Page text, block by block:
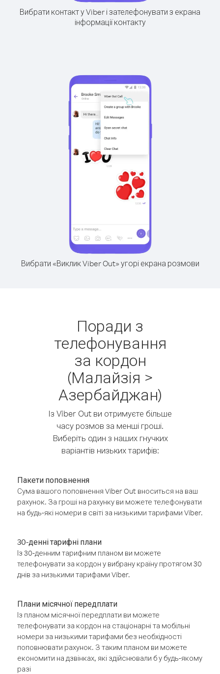
Вибрати контакт у Viber і зателефонувати з екрана
інформації контакту
Вибрати «Виклик Viber Out» угорі екрана розмови
Поради з
телефонування
за кордон
(Малайзія >
Азербайджан)
Із Viber Out ви отримуєте більше
часу розмов за менші гроші.
Виберіть один з наших гнучких
варіантів низьких тарифів:
Пакети поповнення
Сума вашого поповнення Viber Out вноситься на ваш
рахунок. За гроші на рахунку ви можете телефонувати
на будь-які номери в світі за низькими тарифами Viber.
30-денні тарифні плани
Із 30-денним тарифним планом ви можете
телефонувати за кордон у вибрану країну протягом 30
днів за низькими тарифами Viber.
Плани місячної передплати
Із планом місячної передплати ви можете
телефонувати за кордон на стаціонарні та мобільні
номери за низькими тарифами без необхідності
поповнювати рахунок. З таким планом ви можете
економити на дзвінках, які здійснювали б у будь-якому
разі